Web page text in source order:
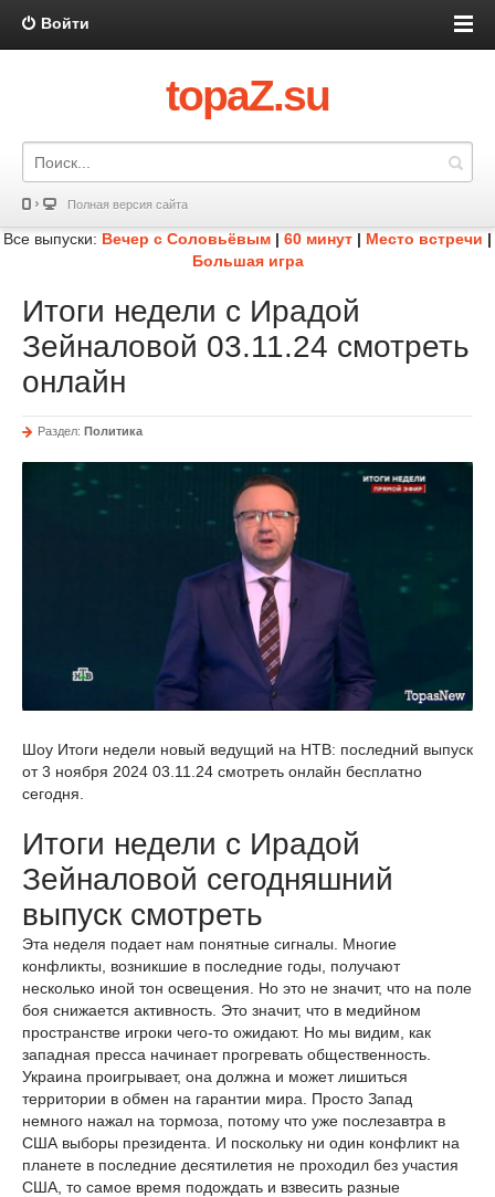
Войти
topaZ.su
Полная версия сайта
Все выпуски: Вечер с Соловьёвым | 60 минут | Место встречи |
Большая игра
Итоги недели с Ирадой
Зейналовой 03.11.24 смотреть
онлайн
Раздел: Политика
Шоу Итоги недели новый ведущий на НТВ: последний выпуск
от 3 ноября 2024 03.11.24 смотреть онлайн бесплатно
сегодня.
Итоги недели с Ирадой
Зейналовой сегодняшний
выпуск смотреть
Эта неделя подает нам понятные сигналы. Многие
конфликты, возникшие в последние годы, получают
несколько иной тон освещения. Но это не значит, что на поле
боя снижается активность. Это значит, что в медийном
пространстве игроки чего-то ожидают. Но мы видим, как
западная пресса начинает прогревать общественность.
Украина проигрывает, она должна и может лишиться
территории в обмен на гарантии мира. Просто Запад
немного нажал на тормоза, потому что уже послезавтра в
США выборы президента. И поскольку ни один конфликт на
планете в последние десятилетия не проходил без участия
США, то самое время подождать и взвесить разные